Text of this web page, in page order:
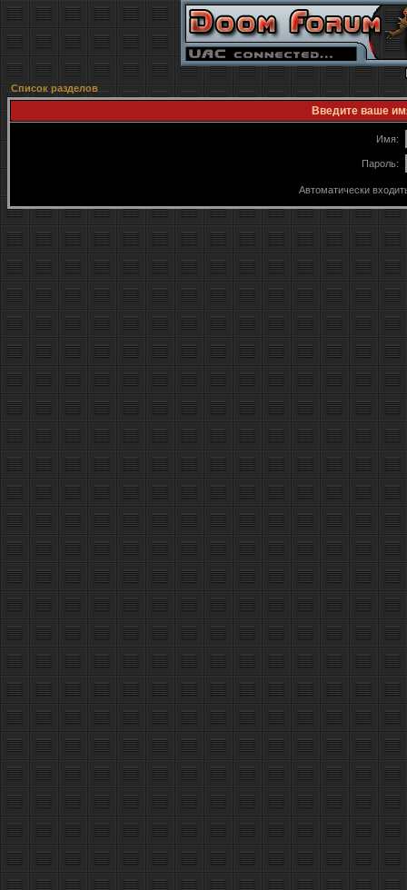
Список разделов
Введите ваше
Имя:
Пароль:
Автоматически